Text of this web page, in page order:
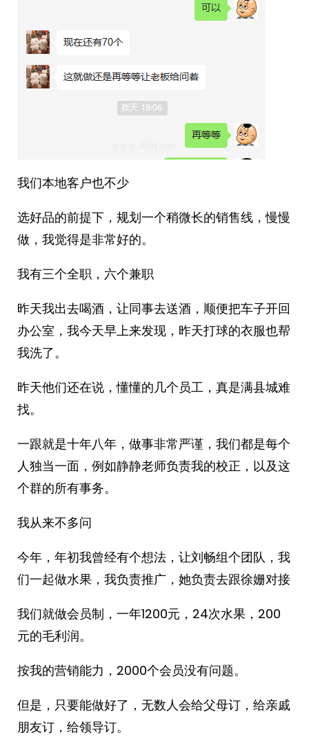
我们本地客户也不少
选好品的前提下，规划一个稍微长的销售线，慢慢
做，我觉得是非常好的。
我有三个全职，六个兼职
昨天我出去喝酒，让同事去送酒，顺便把车子开回
办公室，我今天早上来发现，昨天打球的衣服也帮
我洗了。
昨天他们还在说，懂懂的几个员工，真是满县城难
找。
一跟就是十年八年，做事非常严谨，我们都是每个
人独当一面，例如静静老师负责我的校正，以及这
个群的所有事务。
我从来不多问
今年，年初我曾经有个想法，让刘畅组个团队，我
们一起做水果，我负责推广，她负责去跟徐姗对接
我们就做会员制，一年1200元，24次水果，200
元的毛利润。
按我的营销能力，2000个会员没有问题。
但是，只要能做好了，无数人会给父母订，给亲戚
朋友订，给领导订。